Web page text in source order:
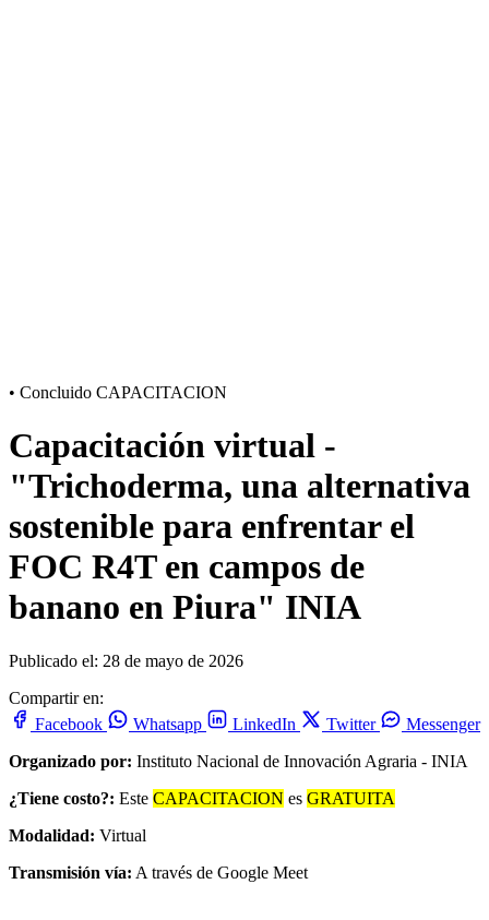
• Concluido CAPACITACION
Capacitación virtual -
"Trichoderma, una alternativa
sostenible para enfrentar el
FOC R4T en campos de
banano en Piura" INIA
Publicado el: 28 de mayo de 2026
Compartir en:
Facebook
Whatsapp LinkedIn Twitter
Messenger
Organizado por: Instituto Nacional de Innovación Agraria - INIA
¿Tiene costo?: Este CAPACITACION es GRATUITA
Modalidad: Virtual
Transmisión vía: A través de Google Meet